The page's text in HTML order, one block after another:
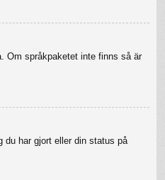
Om språkpaketet inte finns så är
du har gjort eller din status på